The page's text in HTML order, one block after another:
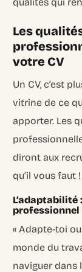
Les
votre CV
Un CV, c’est
vitrine de ce
apporter. Les
diront aux
qu’il vous faut !
L’adaptabilité
professionnel
« Adapte-toi
monde du
naviguer dans